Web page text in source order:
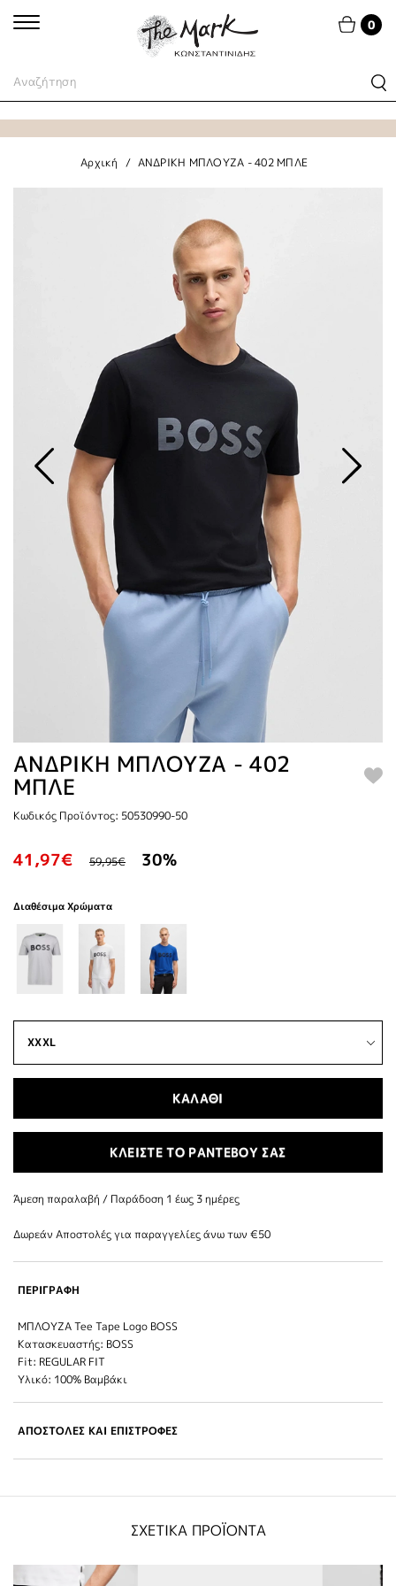
0
Αρχική ΑΝΔΡΙΚΗ ΜΠΛΟΥΖΑ - 402 ΜΠΛΕ
ΑΝΔΡΙΚΗ ΜΠΛΟΥΖΑ - 402
ΜΠΛΕ
Κωδικός Προϊόντος: 50530990-50
41,97€ 59,95€ 30%
Διαθέσιμα Χρώματα
ΚΑΛΑΘΙ
ΚΛΕΙΣΤΕ ΤΟ ΡΑΝΤΕΒΟΥ ΣΑΣ
Άμεση παραλαβή / Παράδoση 1 έως 3 ημέρες
Δωρεάν Αποστολές για παραγγελίες άνω των €50
ΠΕΡΙΓΡΑΦΗ
ΜΠΛΟΥΖΑ Tee Tape Logo BOSS
Κατασκευαστής: BOSS
Fit: REGULAR FIT
Υλικό: 100% Βαμβάκι
ΑΠΟΣΤΟΛΕΣ ΚΑΙ ΕΠΙΣΤΡΟΦΕΣ
ΣΧΕΤΙΚΑ ΠΡΟΪΟΝΤΑ